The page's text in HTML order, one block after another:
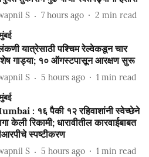
S 7 hours ago 2 min read
यात्रेसाठी पश्चिम रेल्वेकडून चार
गाड्या; १० ऑगस्टपासून आरक्षण सुरू
S 5 hours ago 1 min read
: १६ पैकी १२ रहिवाशांनी स्वेच्छेने
केली रिकामी; धारावीतील कारवाईबाबत
स्पष्टीकरण
S 5 hours ago 1 min read